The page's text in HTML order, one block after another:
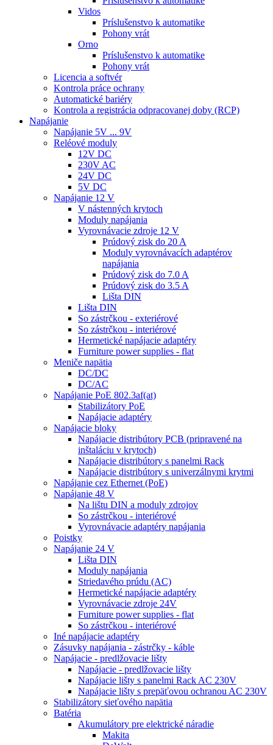
Vidos
Príslušenstvo k automatike
Pohony vrát
Orno
Príslušenstvo k automatike
Pohony vrát
Licencia a softvér
Kontrola práce ochrany
Automatické bariéry
Kontrola a registrácia odpracovanej doby (RCP)
Napájanie
Napájanie 5V ... 9V
Reléové moduly
12V DC
230V AC
24V DC
5V DC
Napájanie 12 V
V nástenných krytoch
Moduly napájania
Vyrovnávacie zdroje 12 V
Prúdový zisk do 20 A
Moduly vyrovnávacích adaptérov
napájania
Prúdový zisk do 7.0 A
Prúdový zisk do 3.5 A
Lišta DIN
Lišta DIN
So zástrčkou - exteriérové
So zástrčkou - interiérové
Hermetické napájacie adaptéry
Furniture power supplies - flat
Meniče napätia
DC/DC
DC/AC
Napájanie PoE 802.3af(at)
Stabilizátory PoE
Napájacie adaptéry
Napájacie bloky
Napájacie distribútory PCB (pripravené na
inštaláciu v krytoch)
Napájacie distribútory s panelmi Rack
Napájacie distribútory s univerzálnymi krytmi
Napájanie cez Ethernet (PoE)
Napájanie 48 V
Na lištu DIN a moduly zdrojov
So zástrčkou - interiérové
Vyrovnávacie adaptéry napájania
Poistky
Napájanie 24 V
Lišta DIN
Moduly napájania
Striedavého prúdu (AC)
Hermetické napájacie adaptéry
Vyrovnávacie zdroje 24V
Furniture power supplies - flat
So zástrčkou - interiérové
Iné napájacie adaptéry
Zásuvky napájania - zástrčky - káble
Napájacie - predlžovacie lišty
Napájacie - predlžovacie lišty
Napájacie lišty s panelmi Rack AC 230V
Napájacie lišty s prepäťovou ochranou AC 230V
Stabilizátory sieťového napätia
Batéria
Akumulátory pre elektrické náradie
Makita